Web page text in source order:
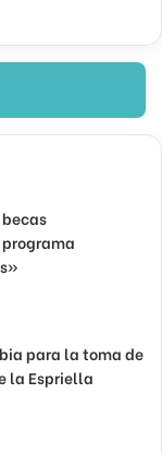
para la toma de
la Espriella